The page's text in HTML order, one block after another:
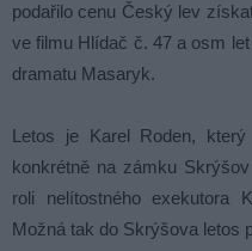
podařilo cenu Český lev
ve filmu Hlídač č. 47 a osm
dramatu Masaryk.
Letos je Karel Roden,
konkrétně na zámku
roli nelítostného exekutora
Možná tak do Skrýšova letos